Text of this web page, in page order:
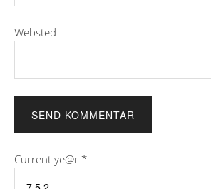
Websted
Current ye@r *